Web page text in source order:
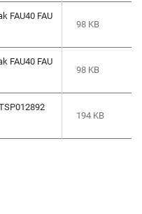
FAU40 FAU
98 KB
FAU40 FAU
98 KB
194 KB